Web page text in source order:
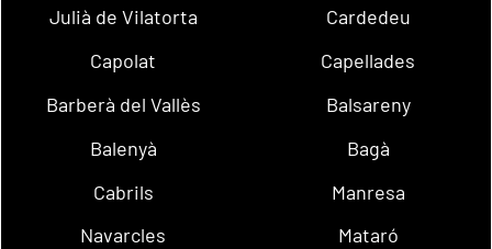
Julià de Vilatorta
Cardedeu
Capolat
Capellades
Barberà del Vallès
Balsareny
Balenyà
Bagà
Cabrils
Manresa
Navarcles
Mataró